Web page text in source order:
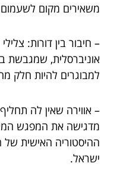
משאירים מקום
– חיבור בין דורות:
אוניברסלית, שמגבשת
למבוגרים להיות חלק
– אווירה שאין לה
מדגישה את המפגש
ההיסטוריה האישית של
ישראל.